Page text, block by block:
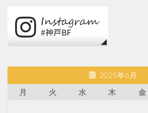
2025年6月
月
火 水 木 金